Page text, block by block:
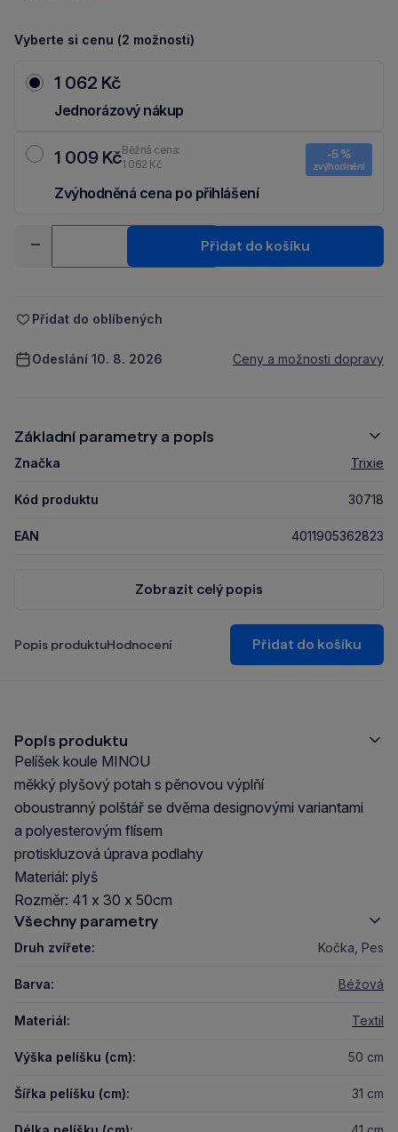
Vyberte si cenu (2 možnosti)
1 062 Kč
Jednorázový nákup
1 009 KčBěžná cena:
1 062 Kč
-5 %
zvýhodnění
Zvýhodněná cena po přihlášení
-
+
Přidat do košíku
Přidat do oblíbených
Odeslání 10. 8. 2026 Ceny a možnosti dopravy
Základní parametry a popis
Značka Trixie
Kód produktu 30718
EAN 4011905362823
Zobrazit celý popis
Popis produktuHodnocení Přidat do košíku
Popis produktu
Pelíšek koule MINOU
měkký plyšový potah s pěnovou výplňí
oboustranný polštář se dvěma designovými variantami
a polyesterovým flísem
protiskluzová úprava podlahy
Materiál: plyš
Rozměr: 41 x 30 x 50cm
Všechny parametry
Druh zvířete: Kočka, Pes
Barva: Béžová
Materiál: Textil
Výška pelíšku (cm): 50 cm
Šířka pelíšku (cm): 31 cm